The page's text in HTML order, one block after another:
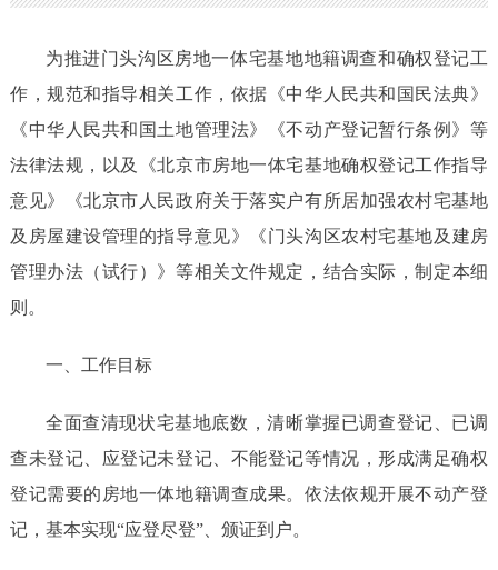
为推进门头沟区房地一体宅基地地籍调查和确权登记工
作，规范和指导相关工作，依据《中华人民共和国民法典》
《中华人民共和国土地管理法》《不动产登记暂行条例》等
法律法规，以及《北京市房地一体宅基地确权登记工作指导
意见》《北京市人民政府关于落实户有所居加强农村宅基地
及房屋建设管理的指导意见》
《门头沟区农村宅基地及建房
管理办法（试行） 》等相关文件规定，结合实际，制定本细
则。
一、工作目标
全面查清现状宅基地底数，清晰掌握已调查登记、已调
查未登记、应登记未登记、不能登记等情况，形成满足确权
登记需要的房地一体地籍调查成果。依法依规开展不动产登
记，基本实现“应登尽登”、颁证到户。